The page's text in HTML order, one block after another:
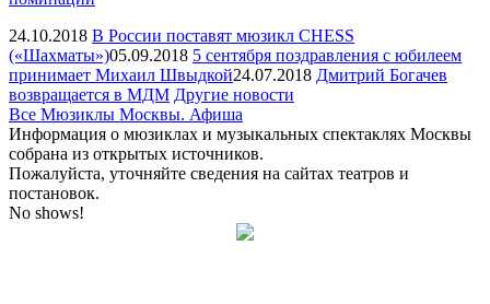
24.10.2018 В России поставят мюзикл CHESS
(«Шахматы»)05.09.2018 5 сентября поздравления с юбилеем
принимает Михаил Швыдкой24.07.2018 Дмитрий Богачев
возвращается в МДМ Другие новости
Все Мюзиклы Москвы. Афиша
Информация о мюзиклах и музыкальных спектаклях Москвы
собрана из открытых источников.
Пожалуйста, уточняйте сведения на сайтах театров и
постановок.
No shows!